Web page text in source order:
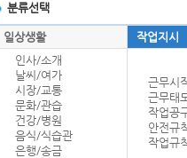
분류선택
일상생활
작업지시
인사/소개
날씨/여가
시장/교통
문화/관습
건강/병원
음식/식습관
은행/송금
근무시
근무태
작업공
안전규
작업규